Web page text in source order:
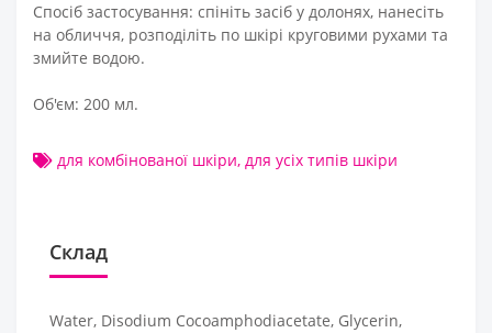
Спосіб застосування: спініть засіб у долонях, нанесіть
на обличчя, розподіліть по шкірі круговими рухами та
змийте водою.
Об'єм: 200 мл.
для комбінованої шкіри, для усіх типів шкіри
Склад
Water, Disodium Cocoamphodiacetate, Glycerin,